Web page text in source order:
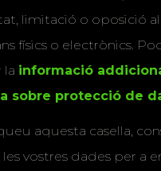
limitació o oposició
físics o electrònics.
la informació
sobre protecció de
aquesta casella,
vostres dades per a